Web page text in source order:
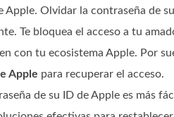
Apple. Olvidar la contraseña de
Te bloquea el acceso a tu
con tu ecosistema Apple. Por
Apple para recuperar el acceso.
de su ID de Apple es más